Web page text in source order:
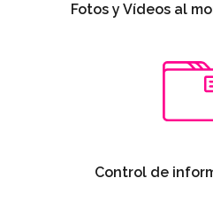
Fotos y Vídeos al
Control de